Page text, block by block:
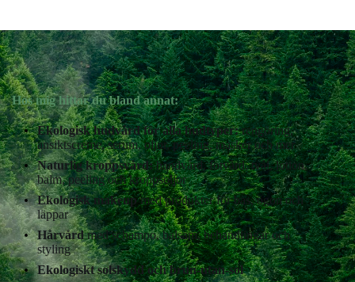
Hos mig hittar du bland annat:
Ekologisk hudvård för alla hudtyper:rengöring,
ansiktscreme, serum, oljor, peeling, masker och mer
Naturlig kroppsvård:handvård, fotvård, tvål, lotion,
balm, peeling och kroppsoljor
Ekologisk makeupmed produkter för bas, ögon och
läppar
Hårvårdmed schampo, balsam, behandlingar och
styling
Ekologiskt solskydd och brun-utan-sol